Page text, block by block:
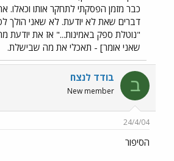
כבר מזמן הפסקתי לתחקר אותו וכאלו.
דברים שאת לא יודעת. לא שאני הולך
"נוטלת ספק באמינות..." אז את יודעת
שאני אומר] - תאכלי את מה שבישלת.
ב בודד לנצח
New member
24/4/04
הסיפור